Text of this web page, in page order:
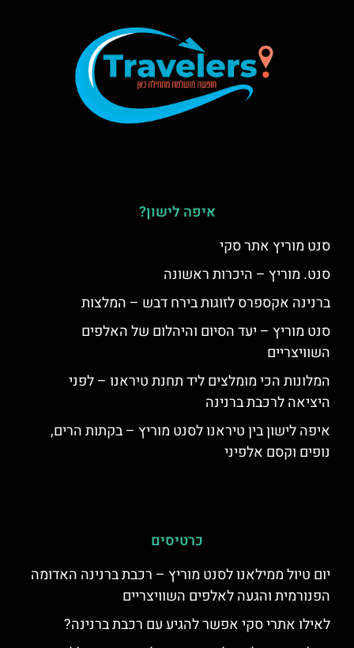
איפה לישון?
סנט מוריץ אתר סקי
סנט. מוריץ – היכרות ראשונה
ברנינה אקספרס לזוגות בירח דבש – המלצות
סנט מוריץ – יעד הסיום והיהלום של האלפים
השוויצריים
המלונות הכי מומלצים ליד תחנת טיראנו – לפני
היציאה לרכבת ברנינה
איפה לישון בין טיראנו לסנט מוריץ – בקתות הרים,
נופים וקסם אלפיני
כרטיסים
יום טיול ממילאנו לסנט מוריץ – רכבת ברנינה האדומה
הפנורמית והגעה לאלפים השוויצריים
לאילו אתרי סקי אפשר להגיע עם רכבת ברנינה?